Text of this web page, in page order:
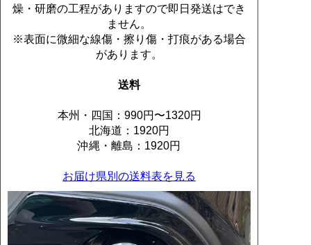
燥・研磨の工程がありますので即日発送はでき
ません。
※表面に微細な線傷・擦り傷・打痕がある場合
があります。
送料
本州・四国：990円〜1320円
北海道：1920円
沖縄・離島：1920円
お届け県別の送料表を見る